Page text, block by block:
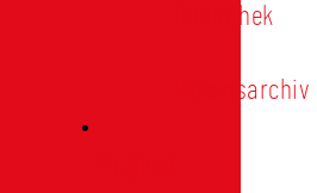
Bibliothek
Vereinsarchiv